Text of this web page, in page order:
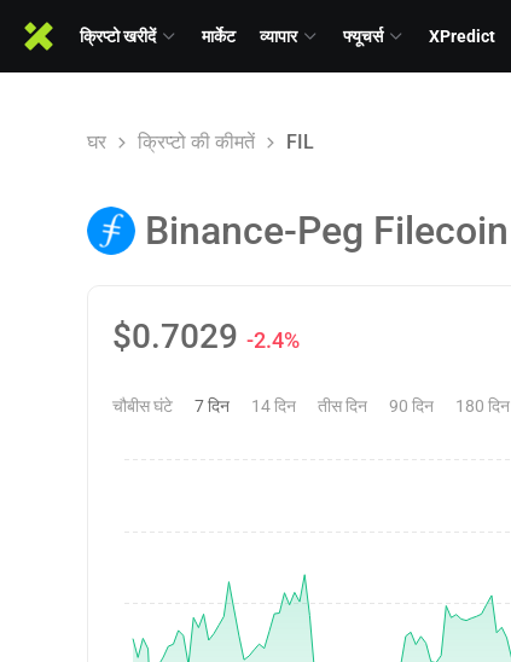
क्रिप्टो खरीदें मार्केट व्यापार फ्यूचर्स XPredict
घर क्रिप्टो की कीमतें FIL
Binance-Peg Filecoin
$0.7029 -2.4%
चौबीस घंटे 7 दिन 14 दिन तीस दिन 90 दिन 180 दिन